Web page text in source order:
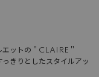
エットの＂CLAIRE＂
きりとしたスタイルアッ